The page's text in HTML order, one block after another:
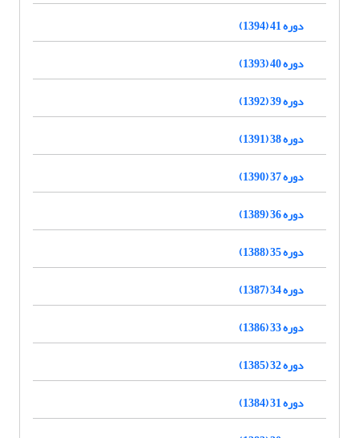
دوره 41 (1394)
دوره 40 (1393)
دوره 39 (1392)
دوره 38 (1391)
دوره 37 (1390)
دوره 36 (1389)
دوره 35 (1388)
دوره 34 (1387)
دوره 33 (1386)
دوره 32 (1385)
دوره 31 (1384)